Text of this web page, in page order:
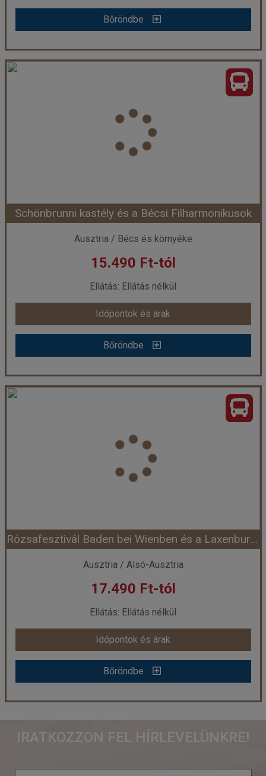
Bőröndbe
Bőröndbe
Advent a Klosterneuburgi Apátságban orgonakoncerttel
Klosterneuburg
Utazás módja:Busszal
Ellátás nélkül
Szálláskategória:
Részvételi alapár
Időpont: 2026-12-13 | 1 nap
már 18.490 Ft-tól
Időpontok és árak
Bőröndbe
Schönbrunni kastély és a Bécsi Filharmonikusok
Ausztria / Bécs és környéke
15.490 Ft-tól
Ellátás: Ellátás nélkül
Időpontok és árak
Bőröndbe
Schönbrunni kastély és a Bécsi Filharmonikusok
Város:Bécs
Utazás módja:Busszal
Ellátás nélkül
Szálláskategória:
Részvételi alapár
Időpont: 2027-06-11 | 1 nap
már 15.490 Ft-tól
Időpontok és árak
Bőröndbe
Rózsafesztivál Baden bei Wienben és a Laxenburgi Kastélypark
Ausztria / Alsó-Ausztria
17.490 Ft-tól
Ellátás: Ellátás nélkül
Időpontok és árak
Bőröndbe
Város:Laxenburg
IRATKOZZON FEL HÍRLEVELÜNKRE!